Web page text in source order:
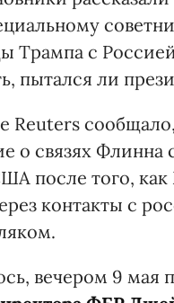
Трампа с
пытался ли
Reuters
о связях
после того,
контакты с
вечером 9 мая